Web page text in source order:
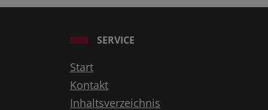
SERVICE
Start
Kontakt
Inhaltsverzeichnis